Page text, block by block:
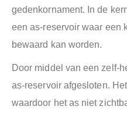
gedenkornament. In de
een as-reservoir waar een
bewaard kan worden.
Door middel van een zelf-
as-reservoir afgesloten.
waardoor het as niet